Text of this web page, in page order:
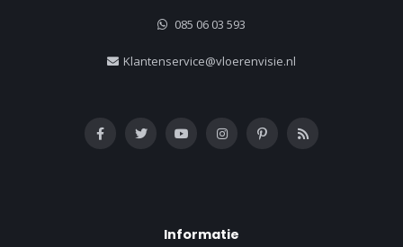
085 06 03 593
Klantenservice@vloerenvisie.nl
Informatie